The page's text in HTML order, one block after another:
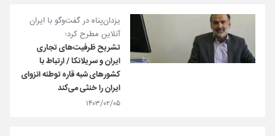
یزدان‌پناه در گفت‌وگو با ایران
آنلاین مطرح کرد؛
تشریح ظرفیت‌های تجاری
ایران و سریلانکا / ارتباط با
کشورهای شبه قاره توطئه انزوای
ایران را خنثی می‌کند
۱۴۰۳/۰۲/۰۵